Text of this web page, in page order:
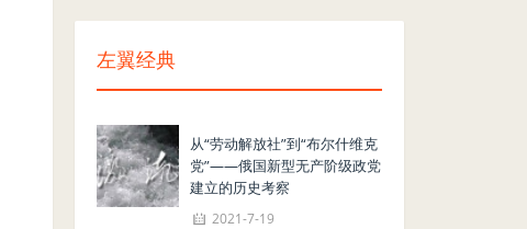
左翼经典
从“劳动解放社”到“布尔什维克
党”——俄国新型无产阶级政党
建立的历史考察
2021-7-19